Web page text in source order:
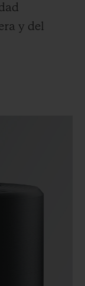
y del